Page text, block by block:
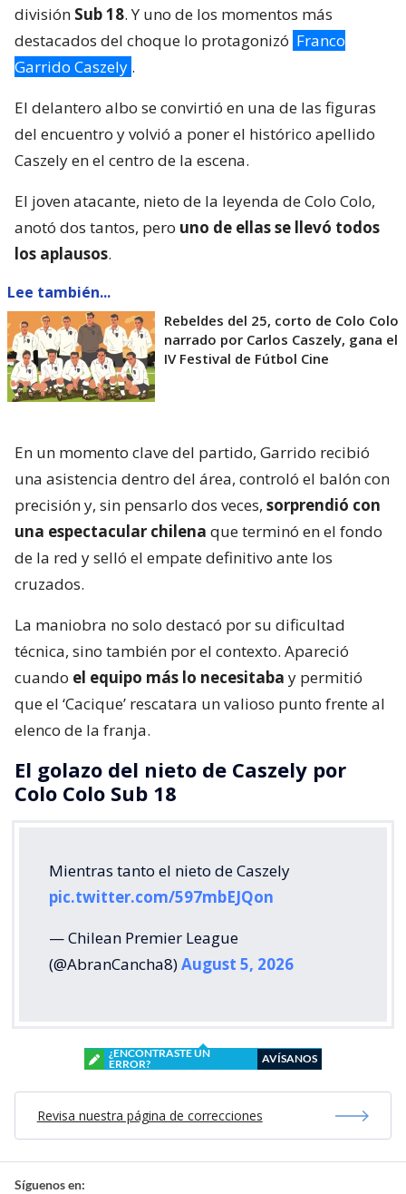
división Sub 18. Y uno de los momentos más
destacados del choque lo protagonizó Franco
Garrido Caszely .
El delantero albo se convirtió en una de las figuras
del encuentro y volvió a poner el histórico apellido
Caszely en el centro de la escena.
El joven atacante, nieto de la leyenda de Colo Colo,
anotó dos tantos, pero uno de ellas se llevó todos
los aplausos.
Lee también...
Rebeldes del 25, corto de Colo Colo
narrado por Carlos Caszely, gana el
IV Festival de Fútbol Cine
En un momento clave del partido, Garrido recibió
una asistencia dentro del área, controló el balón con
precisión y, sin pensarlo dos veces, sorprendió con
una espectacular chilena que terminó en el fondo
de la red y selló el empate definitivo ante los
cruzados.
La maniobra no solo destacó por su dificultad
técnica, sino también por el contexto. Apareció
cuando el equipo más lo necesitaba y permitió
que el ‘Cacique’ rescatara un valioso punto frente al
elenco de la franja.
El golazo del nieto de Caszely por
Colo Colo Sub 18
Mientras tanto el nieto de Caszely
pic.twitter.com/597mbEJQon
— Chilean Premier League
(@AbranCancha8)August 5, 2026
¿ENCONTRASTE UN
ERROR?
AVÍSANOS
Revisa nuestra página de correcciones
Síguenos en: